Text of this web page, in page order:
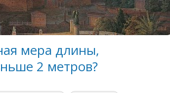
мера длины,
2 метров?